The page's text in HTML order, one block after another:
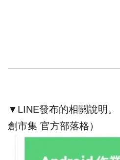
▼LINE發布的相關說明
創市集 官方部落格）